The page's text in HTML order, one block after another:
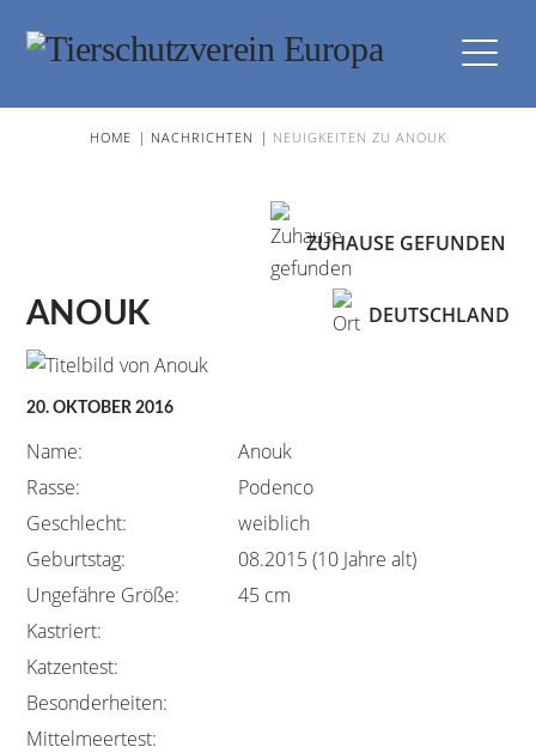
HOME | NACHRICHTEN | NEUIGKEITEN ZU ANOUK
ANOUK DEUTSCHLAND
ZUHAUSE GEFUNDEN
20. OKTOBER 2016
Name:
Anouk
Rasse:
Podenco
Geschlecht:
weiblich
Geburtstag:
08.2015 (10 Jahre alt)
Ungefähre Größe:
45 cm
Kastriert:
Katzentest:
Besonderheiten:
Mittelmeertest: